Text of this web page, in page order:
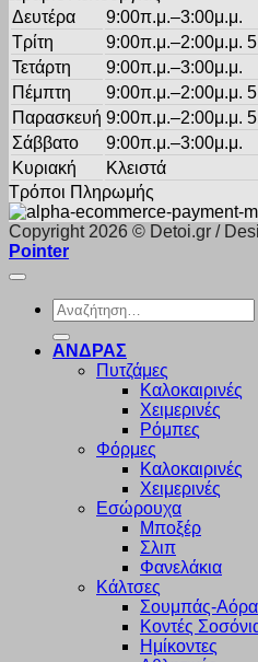
Δευτέρα
9:00π.μ.–3:00μ.μ.
Τρίτη
9:00π.μ.–2:00μ.μ.
Τετάρτη
9:00π.μ.–3:00μ.μ.
Πέμπτη
9:00π.μ.–2:00μ.μ.
Παρασκευή 9:00π.μ.–2:00μ.μ.
Σάββατο
9:00π.μ.–3:00μ.μ.
Κυριακή
Κλειστά
Τρόποι Πληρωμής
Copyright 2026 © Detoi.gr /
Pointer
Αναζήτηση
για:
ΑΝΔΡΑΣ
Πυτζάμες
Καλοκαιρινές
Χειμερινές
Ρόμπες
Φόρμες
Καλοκαιρινές
Χειμερινές
Εσώρουχα
Μποξέρ
Σλιπ
Φανελάκια
Κάλτσες
Σουμπάς-
Κοντές
Ημίκοντες